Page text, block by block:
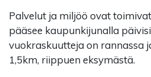
Palvelut ja miljöö ovat
pääsee kaupunkijunalla
vuokraskuutteja on rannassa
1,5km, riippuen eksymästä.